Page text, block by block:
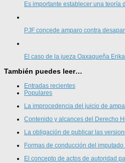
Es importante establecer una teoría
PJF concede amparo contra
El caso de la jueza Oaxaqueña
También puedes leer…
Entradas recientes
Populares
La improcedencia del juicio de
Contenido y alcances del Derecho
La obligación de publicar las
Formas de conducción del
El concepto de actos de autoridad